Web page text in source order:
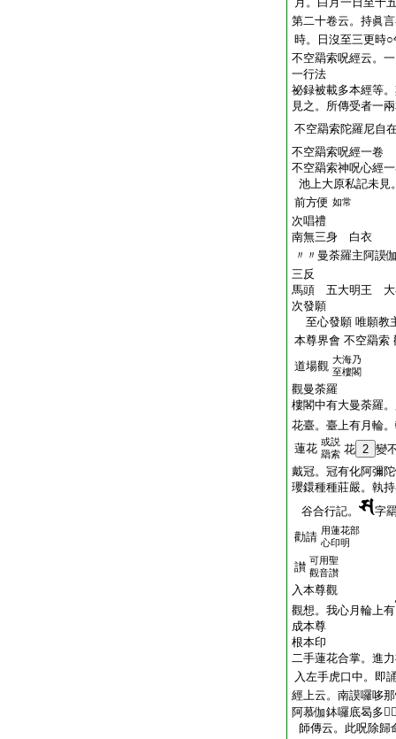
第二十卷云。持眞
時。日沒至三更時
不空羂索呪經云。
一行法
祕録被載多本經等
見之。所傳受者一
不空羂索陀羅尼自
不空羂索呪經一卷
不空羂索神呪心經
池上大原私記未見
前方便 如常
次唱禮
南無三身 白衣
〃〃曼荼羅主阿謨
三反
馬頭 五大明王
次發願
至心發願 唯願教
本尊界會 不空羂索
道場觀 大海乃
至樓閣
觀曼荼羅
樓閣中有大曼荼羅
花臺。臺上有月輪
蓮花 或説
羂索 花 2 變
戴冠。冠有化阿彌
瓔鐶種種莊嚴。執
谷合行記。
字
勸請 用蓮花部
心印明
讃 可用聖
觀音讃
入本尊觀
觀想。我心月輪上有
成本尊
根本印
二手蓮花合掌。進
入左手虎口中。即
經上云。南謨囉哆
阿慕伽鉢囉底曷多
師傳云。此呪除歸